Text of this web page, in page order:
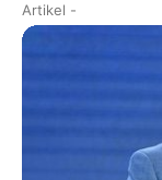
Artikel -